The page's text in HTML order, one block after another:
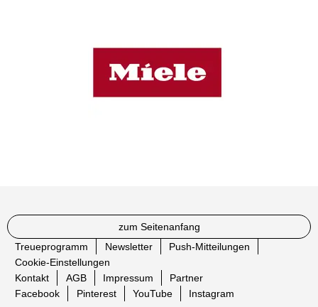
zum Seitenanfang
Treueprogramm
Newsletter
Push-Mitteilungen
Cookie-Einstellungen
Kontakt
AGB Impressum
Partner
Facebook
Pinterest YouTube Instagram